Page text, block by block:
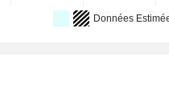
Données